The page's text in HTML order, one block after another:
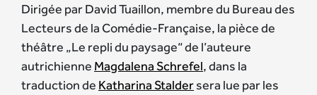
Dirigée par David Tuaillon, membre du Bureau des
Lecteurs de la Comédie-Française, la pièce de
théâtre „Le repli du paysage“ de l’auteure
autrichienne Magdalena Schrefel, dans la
traduction de Katharina Staldersera lue par les